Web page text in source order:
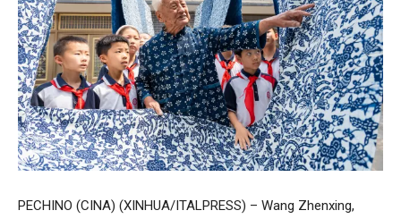
PECHINO (CINA) (XINHUA/ITALPRESS) – Wang Zhenxing,